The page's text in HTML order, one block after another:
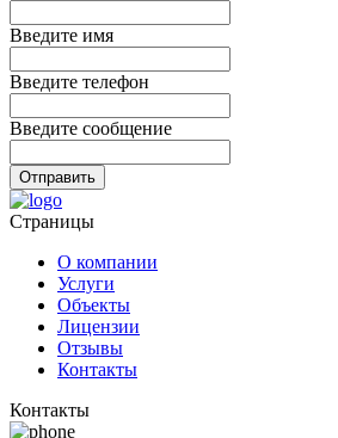
Введите имя
Введите телефон
Введите сообщение
Отправить
Страницы
О компании
Услуги
Объекты
Лицензии
Отзывы
Контакты
Контакты